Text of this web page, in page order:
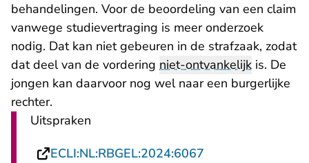
behandelingen. Voor de beoordeling van een claim
vanwege studievertraging is meer onderzoek
nodig. Dat kan niet gebeuren in de strafzaak, zodat
dat deel van de vordering niet-ontvankelijk is. De
jongen kan daarvoor nog wel naar een burgerlijke
rechter.
Uitspraken
ECLI:NL:RBGEL:2024:6067